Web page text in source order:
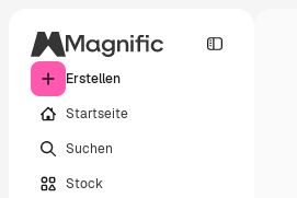
Erstellen
Startseite
Suchen
Stock